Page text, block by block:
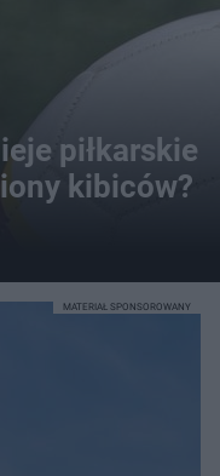
piłkarskie
kibiców?
MATERIAŁ SPONSOROWANY